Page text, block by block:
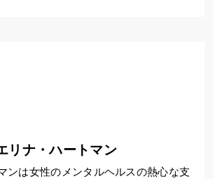
リナ・ハートマン
ンは女性のメンタルヘルスの熱心な支